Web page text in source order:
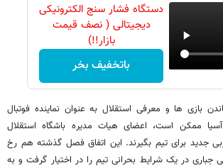
دستگاه فشار سنج الکترونیکی
دیجیتالی ( نصف قیمت
بازار!!)
باتخفیف بخر
بازی ها و معرفی استقلال به عنوان نماینده فوتبال
ممکن است، اعضای هیات مدیره باشگاه استقلال
جدید برای تیم بگیرند. این اتفاق فصل گذشته هم رخ
جباری در یک شرایط بحرانی تیم را در اختیار گرفت و به